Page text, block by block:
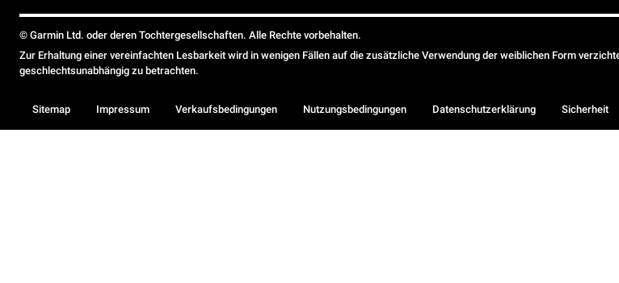
© Garmin Ltd. oder deren Tochtergesellschaften. Alle Rechte vorbehalten.
Zur Erhaltung einer vereinfachten Lesbarkeit wird in wenigen Fällen auf die zusätzliche Verwendung der weiblichen Form
geschlechtsunabhängig zu betrachten.
Sitemap Impressum Verkaufsbedingungen Nutzungsbedingungen Datenschutzerklärung Sicherheit